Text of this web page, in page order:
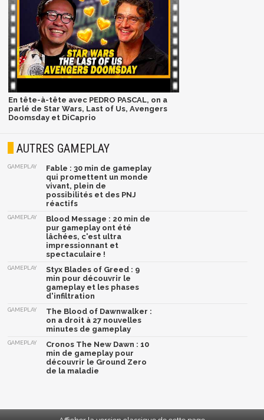
En tête-à-tête avec PEDRO PASCAL, on a
parlé de Star Wars, Last of Us, Avengers
Doomsday et DiCaprio
AUTRES GAMEPLAY
GAMEPLAY
Fable : 30 min de gameplay
qui promettent un monde
vivant, plein de
possibilités et des PNJ
réactifs
GAMEPLAY
Blood Message : 20 min de
pur gameplay ont été
lâchées, c'est ultra
impressionnant et
spectaculaire !
GAMEPLAY
Styx Blades of Greed : 9
min pour découvrir le
gameplay et les phases
d'infiltration
GAMEPLAY
The Blood of Dawnwalker :
on a droit à 27 nouvelles
minutes de gameplay
GAMEPLAY
Cronos The New Dawn : 10
min de gameplay pour
découvrir le Ground Zero
de la maladie